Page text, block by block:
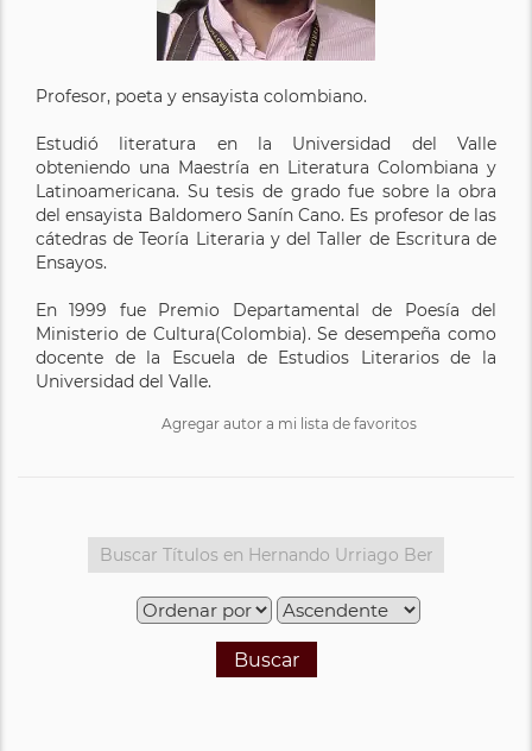
Profesor, poeta y ensayista colombiano.
Estudió literatura en la Universidad del Valle
obteniendo una Maestría en Literatura Colombiana y
Latinoamericana. Su tesis de grado fue sobre la obra
del ensayista Baldomero Sanín Cano. Es profesor de las
cátedras de Teoría Literaria y del Taller de Escritura de
Ensayos.
En 1999 fue Premio Departamental de Poesía del
Ministerio de Cultura(Colombia). Se desempeña como
docente de la Escuela de Estudios Literarios de la
Universidad del Valle.
Agregar autor a mi lista de favoritos
Buscar